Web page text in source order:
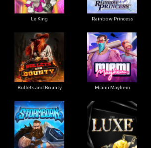
Le King Rainbow Princess
Bullets and Bounty Miami Mayhem